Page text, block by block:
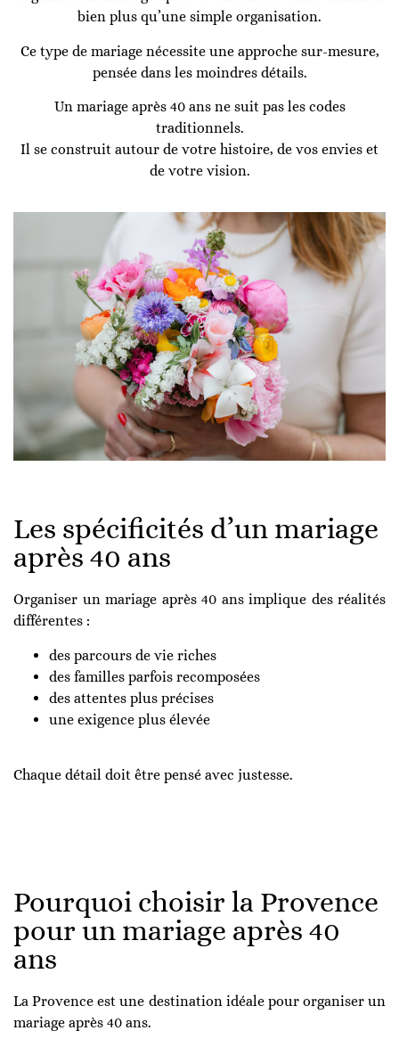
bien plus qu’une simple organisation.
Ce type de mariage nécessite une approche sur-mesure,
pensée dans les moindres détails.
Un mariage après 40 ans ne suit pas les codes
traditionnels.
Il se construit autour de votre histoire, de vos envies et
de votre vision.
Les spécificités d’un mariage
après 40 ans
Organiser un mariage après 40 ans implique des réalités
différentes :
des parcours de vie riches
des familles parfois recomposées
des attentes plus précises
une exigence plus élevée
Chaque détail doit être pensé avec justesse.
Pourquoi choisir la Provence
pour un mariage après 40
ans
La Provence est une destination idéale pour organiser un
mariage après 40 ans.